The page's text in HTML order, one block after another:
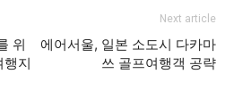
위
지
Next article
에어서울, 일본 소도시 다카마
쓰 골프여행객 공략